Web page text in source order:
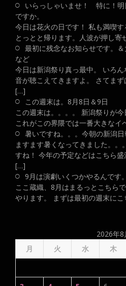
いらっしゃいませ！ 特に！明
ですか。
今日は花火の日です！ 私も満喫
とっとと帰ります。人波が押し
最初に残念なお知らせです。
など
今日は新潟祭り真っ最中。 いろ
音が聴こえてきますよ。 さてま
[…]
この週末は。8月8日＆9日
この週末は。。。。 新潟祭りが
これがこの界隈では一番大きな
暑いですね。。。今朝の新潟日
ますます暑くなってきました。
すね！ 今年の予定などはこちら
[…]
9月は演劇いくつかやるんです
ここ蔵織、8月はまるっとこちら
やります。 まずは最初の週末に
2026年8
月
火 水 木